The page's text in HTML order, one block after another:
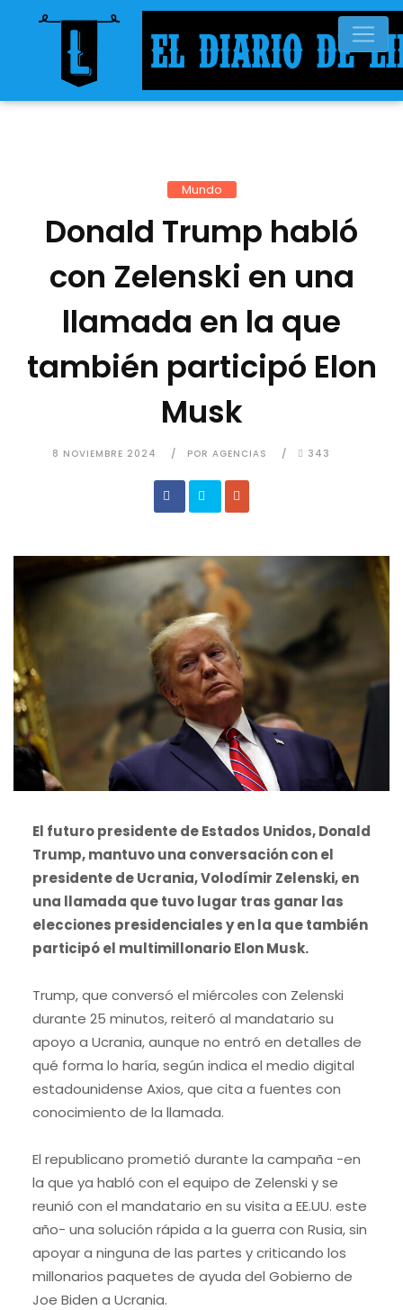
Mundo
Donald Trump habló
con Zelenski en una
llamada en la que
también participó Elon
Musk
8 NOVIEMBRE 2024 POR AGENCIAS 343
El futuro presidente de Estados Unidos, Donald
Trump, mantuvo una conversación con el
presidente de Ucrania, Volodímir Zelenski, en
una llamada que tuvo lugar tras ganar las
elecciones presidenciales y en la que también
participó el multimillonario Elon Musk.
Trump, que conversó el miércoles con Zelenski
durante 25 minutos, reiteró al mandatario su
apoyo a Ucrania, aunque no entró en detalles de
qué forma lo haría, según indica el medio digital
estadounidense Axios, que cita a fuentes con
conocimiento de la llamada.
El republicano prometió durante la campaña -en
la que ya habló con el equipo de Zelenski y se
reunió con el mandatario en su visita a EE.UU. este
año- una solución rápida a la guerra con Rusia, sin
apoyar a ninguna de las partes y criticando los
millonarios paquetes de ayuda del Gobierno de
Joe Biden a Ucrania.